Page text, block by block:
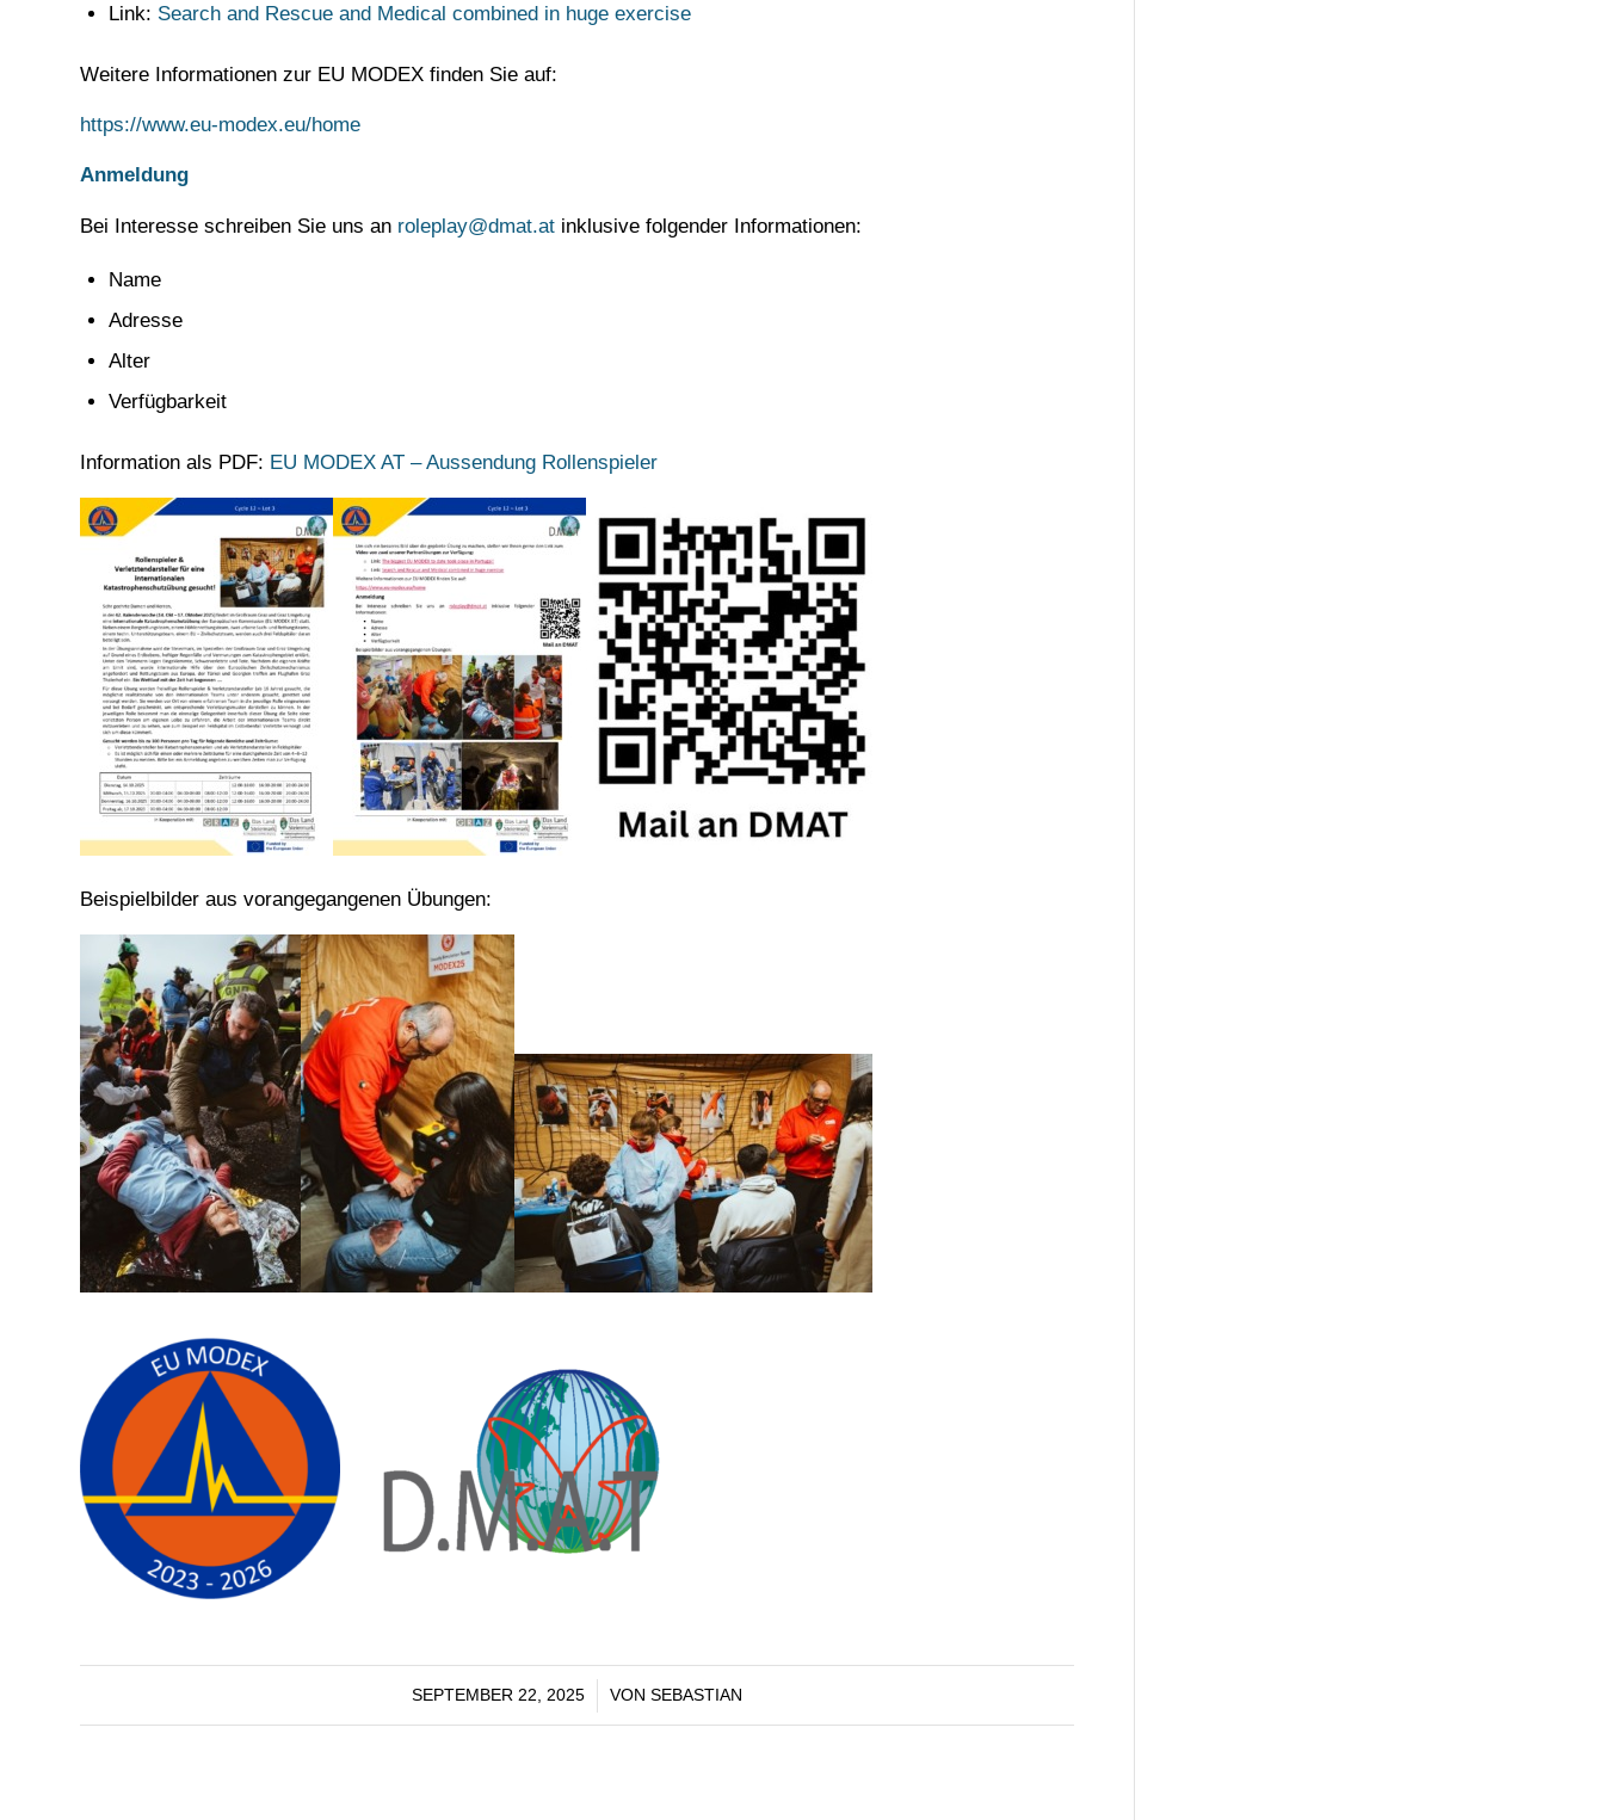
Link: Search and Rescue and Medical combined in huge exercise
Weitere Informationen zur EU MODEX finden Sie auf:
https://www.eu-modex.eu/home
Anmeldung
Bei Interesse schreiben Sie uns an roleplay@dmat.at inklusive folgender Informationen:
Name
Adresse
Alter
Verfügbarkeit
Information als PDF: EU MODEX AT – Aussendung Rollenspieler
Beispielbilder aus vorangegangenen Übungen:
SEPTEMBER 22, 2025
/ VONSEBASTIAN